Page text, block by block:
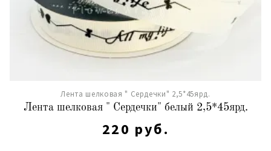
Лента шелковая " Сердечки" 2,5*45ярд.
Лента шелковая " Сердечки" белый 2,5*45ярд.
220 руб.